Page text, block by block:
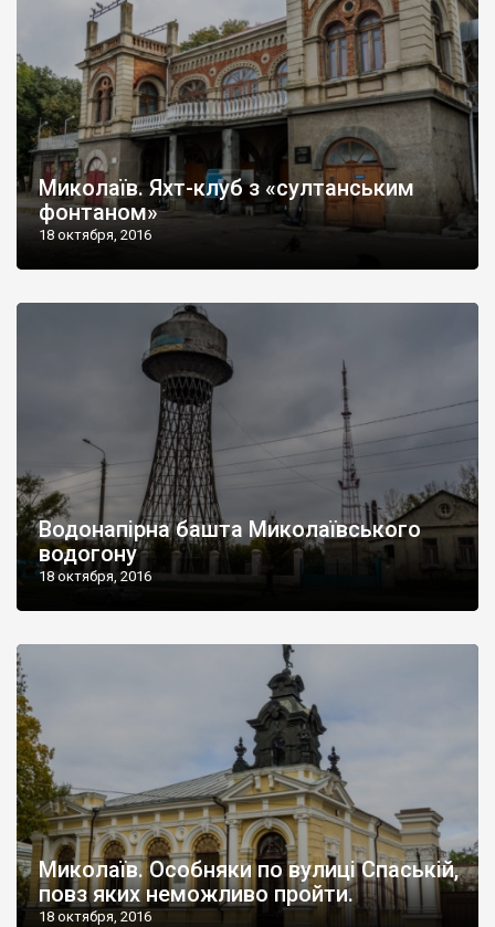
Миколаїв. Яхт-клуб з «султанським
фонтаном»
18 октября, 2016
Водонапірна башта Миколаївського
водогону
18 октября, 2016
Миколаїв. Особняки по вулиці Спаській,
повз яких неможливо пройти.
18 октября, 2016